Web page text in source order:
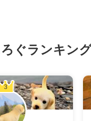
ぐランキン
3